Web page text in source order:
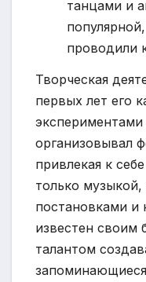
танцами и
проводили
Творческая
первых лет его
организовывал
привлекая к
только
постановками
известен своим
талантом